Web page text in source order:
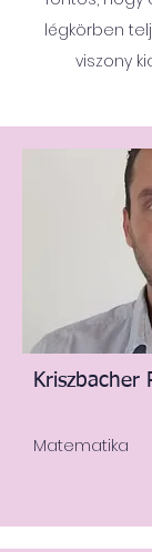
légkörben
viszony
Kriszbacher
Matematika